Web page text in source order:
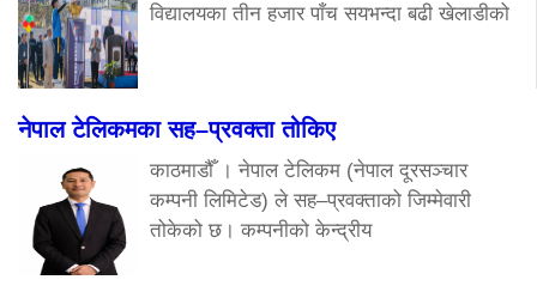
विद्यालयका तीन हजार पाँच सयभन्दा बढी खेलाडीको
नेपाल टेलिकमका सह–प्रवक्ता तोकिए
काठमाडौँ । नेपाल टेलिकम (नेपाल दूरसञ्चार
कम्पनी लिमिटेड) ले सह–प्रवक्ताको जिम्मेवारी
तोकेको छ। कम्पनीको केन्द्रीय